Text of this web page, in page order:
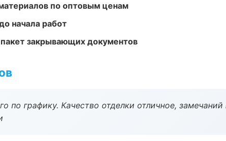
по оптовым ценам
начала работ
закрывающих документов
по графику. Качество отделки отличное,